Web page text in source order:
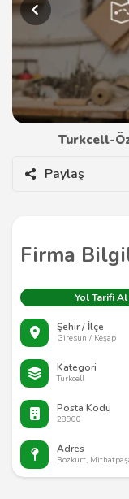
Turkcell-
Paylaş
Firma
Yol Tarifi Al
Şehir / İlçe
Giresun / Keşap
Kategori
Turkcell
Posta Kodu
28900
Adres
Bozkurt,